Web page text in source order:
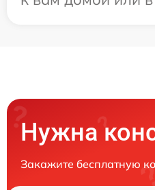
Нужна
Закажите бесплатную